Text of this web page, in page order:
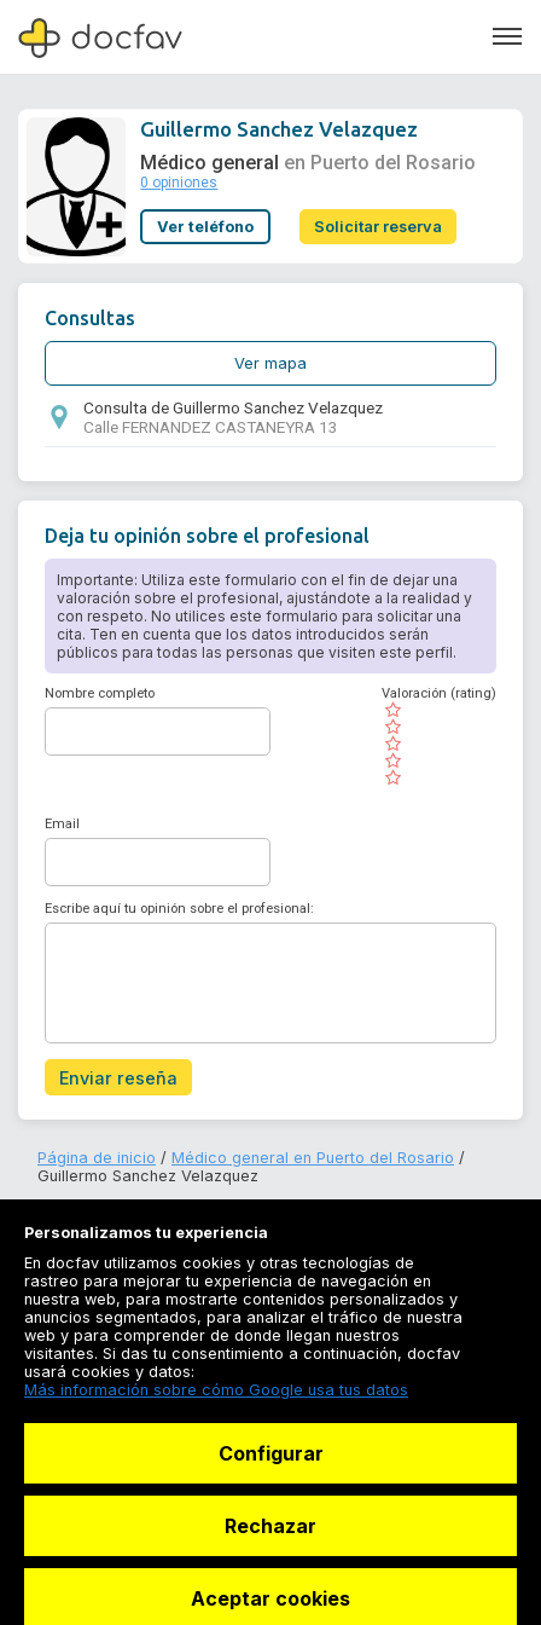
Soporte
Guillermo Sanchez Velazquez
Médico general en Puerto del Rosario
0 opiniones
Ver teléfono Solicitar reserva
Consultas
Ver mapa
Consulta de Guillermo Sanchez Velazquez
Calle FERNANDEZ CASTANEYRA 13
Deja tu opinión sobre el profesional
Importante: Utiliza este formulario con el fin de dejar una
valoración sobre el profesional, ajustándote a la realidad y
con respeto. No utilices este formulario para solicitar una
cita. Ten en cuenta que los datos introducidos serán
públicos para todas las personas que visiten este perfil.
Nombre completo
( )
( )
( )
( )
( )
Valoración (rating)
Email
Escribe aquí tu opinión sobre el profesional:
Enviar reseña
Página de inicio
Médico general en Puerto del Rosario
Guillermo Sanchez Velazquez
Registrarse
Docfav
© Dashboard Technologies S.L
Personalizamos tu experiencia
En docfav utilizamos cookies y otras tecnologías de
rastreo para mejorar tu experiencia de navegación en
nuestra web, para mostrarte contenidos personalizados y
anuncios segmentados, para analizar el tráfico de nuestra
web y para comprender de donde llegan nuestros
visitantes. Si das tu consentimiento a continuación, docfav
usará cookies y datos:
Más información sobre cómo Google usa tus datos
Configurar
Rechazar
Aceptar cookies